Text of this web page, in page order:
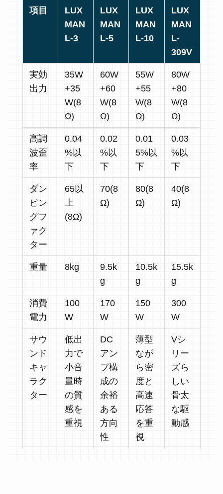
項目
LUX
MAN
L-3
LUX
MAN
L-5
LUX
MAN
L-10
LUX
MAN
L-
309V
実効
出力
35W
+35
W(8
Ω)
60W
+60
W(8
Ω)
55W
+55
W(8
Ω)
80W
+80
W(8
Ω)
高調
波歪
率
0.04
%以
下
0.02
%以
下
0.01
5%以
下
0.03
%以
下
ダン
ピン
グフ
ァク
ター
65以
上
(8Ω)
70(8
Ω)
80(8
Ω)
40(8
Ω)
重量 8kg
9.5k
g
10.5k
g
15.5k
g
消費
電力
100
W
170
W
150
W
300
W
サウ
ンド
キャ
ラク
ター
低出
力で
小音
量時
の質
感を
重視
DC
アン
プ構
成の
余裕
ある
方向
性
薄型
なが
ら密
度と
高速
応答
を重
視
Vシ
リー
ズら
しい
骨太
な駆
動感